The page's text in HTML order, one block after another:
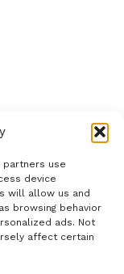
partners use
device
will allow us and
browsing behavior
ads. Not
affect certain